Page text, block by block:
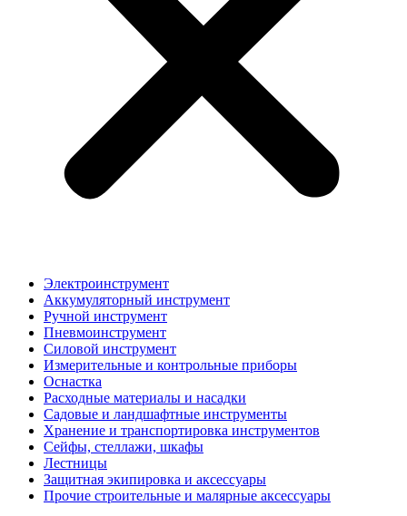
Электроинструмент
Аккумуляторный инструмент
Ручной инструмент
Пневмоинструмент
Силовой инструмент
Измерительные и контрольные приборы
Оснастка
Расходные материалы и насадки
Садовые и ландшафтные инструменты
Хранение и транспортировка инструментов
Сейфы, стеллажи, шкафы
Лестницы
Защитная экипировка и аксессуары
Прочие строительные и малярные аксессуары